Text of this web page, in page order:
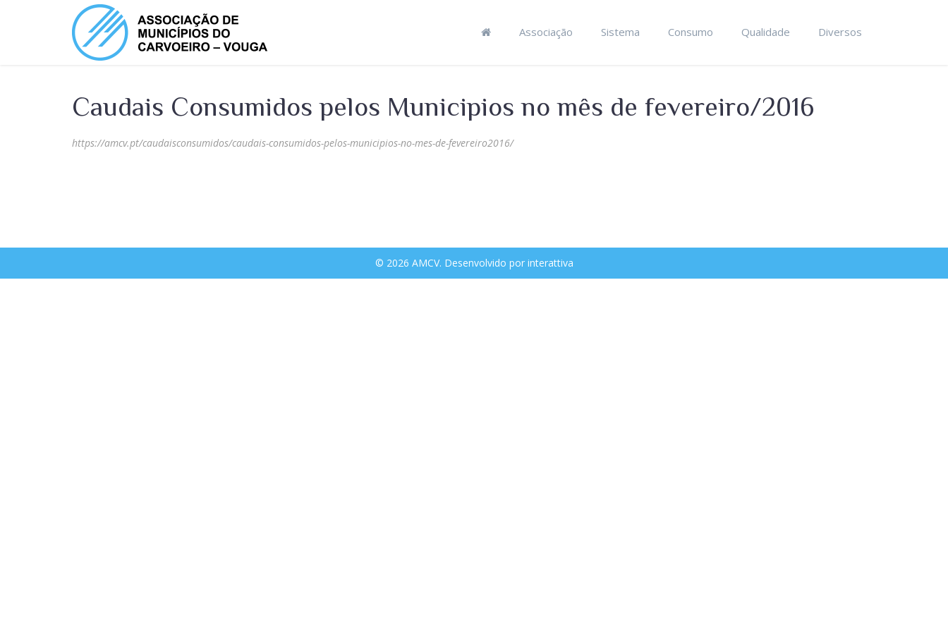
Associação Sistema Consumo Qualidade Diversos
Caudais Consumidos pelos Municipios no mês de fevereiro/2016
https://amcv.pt/caudaisconsumidos/caudais-consumidos-pelos-municipios-no-mes-de-fevereiro2016/
© 2026 AMCV. Desenvolvido por interattiva